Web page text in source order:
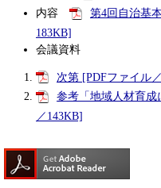
内容
第4回自治基
183KB]
会議資料
次第 [PDFファイル
参考「地域人材育成
／143KB]